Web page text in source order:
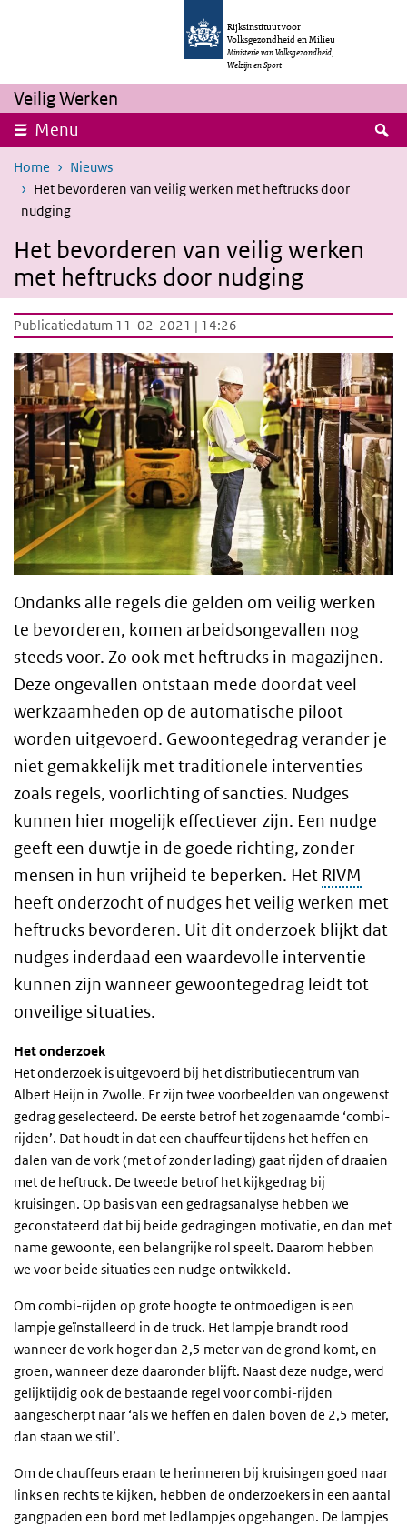
Overslaan en naar de inhoud gaan
Rijksinstituut voor
Volksgezondheid en Milieu
Ministerie van Volksgezondheid,
Welzijn en Sport
Veilig Werken
Menu
Home
Nieuws
Het bevorderen van veilig werken met heftrucks door
nudging
Het bevorderen van veilig werken
met heftrucks door nudging
Publicatiedatum 11-02-2021 | 14:26
Ondanks alle regels die gelden om veilig werken
te bevorderen, komen arbeidsongevallen nog
steeds voor. Zo ook met heftrucks in magazijnen.
Deze ongevallen ontstaan mede doordat veel
werkzaamheden op de automatische piloot
worden uitgevoerd. Gewoontegedrag verander je
niet gemakkelijk met traditionele interventies
zoals regels, voorlichting of sancties. Nudges
kunnen hier mogelijk effectiever zijn. Een nudge
geeft een duwtje in de goede richting, zonder
mensen in hun vrijheid te beperken. Het RIVM
heeft onderzocht of nudges het veilig werken met
heftrucks bevorderen. Uit dit onderzoek blijkt dat
nudges inderdaad een waardevolle interventie
kunnen zijn wanneer gewoontegedrag leidt tot
onveilige situaties.
Het onderzoek
Het onderzoek is uitgevoerd bij het distributiecentrum van
Albert Heijn in Zwolle. Er zijn twee voorbeelden van ongewenst
gedrag geselecteerd. De eerste betrof het zogenaamde ‘combi-
rijden’. Dat houdt in dat een chauffeur tijdens het heffen en
dalen van de vork (met of zonder lading) gaat rijden of draaien
met de heftruck. De tweede betrof het kijkgedrag bij
kruisingen. Op basis van een gedragsanalyse hebben we
geconstateerd dat bij beide gedragingen motivatie, en dan met
name gewoonte, een belangrijke rol speelt. Daarom hebben
we voor beide situaties een nudge ontwikkeld.
Om combi-rijden op grote hoogte te ontmoedigen is een
lampje geïnstalleerd in de truck. Het lampje brandt rood
wanneer de vork hoger dan 2,5 meter van de grond komt, en
groen, wanneer deze daaronder blijft. Naast deze nudge, werd
gelijktijdig ook de bestaande regel voor combi-rijden
aangescherpt naar ‘als we heffen en dalen boven de 2,5 meter,
dan staan we stil’.
Om de chauffeurs eraan te herinneren bij kruisingen goed naar
links en rechts te kijken, hebben de onderzoekers in een aantal
gangpaden een bord met ledlampjes opgehangen. De lampjes